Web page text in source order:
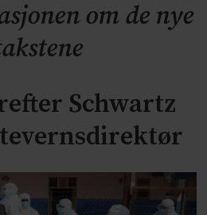
om de nye
Schwartz